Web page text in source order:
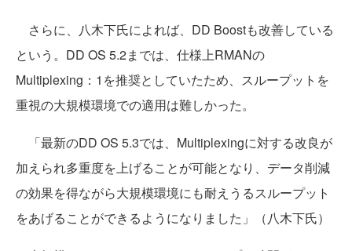
さらに、八木下氏によれば、DD Boostも改善している
という。 DD OS 5.2までは、仕様上RMANの
Multiplexing：1を推奨としていたため、スループットを
重視の大規模環境での適用は難しかった。
「最新のDD OS 5.3では、Multiplexingに対する改良が
加えられ多重度を上げることが可能となり、データ削減
の効果を得ながら大規模環境にも耐えうるスループット
をあげることができるようになりました」（八木下氏）